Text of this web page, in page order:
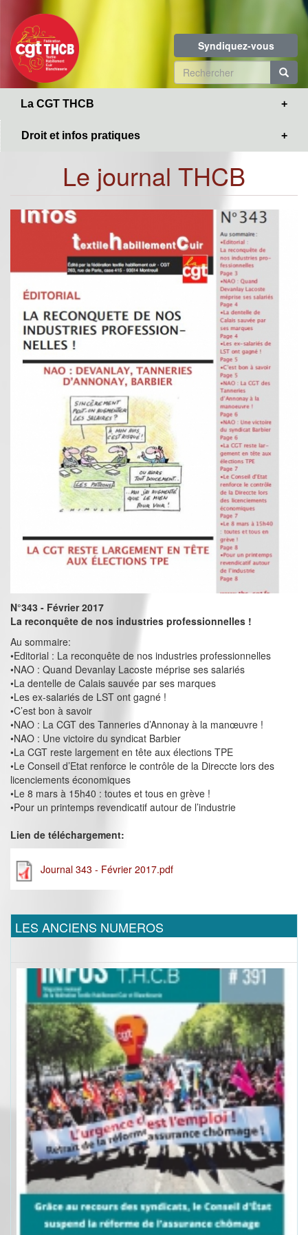
contenu
principal
Syndiquez-vous
Formulaire
de
La CGT THCB
Droit et infos pratiques
Le journal THCB
N°343 - Février 2017
La reconquête de nos industries professionnelles !
Au sommaire:
•Editorial : La reconquête de nos industries professionnelles
•NAO : Quand Devanlay Lacoste méprise ses salariés
•La dentelle de Calais sauvée par ses marques
•Les ex-salariés de LST ont gagné !
•C’est bon à savoir
•NAO : La CGT des Tanneries d’Annonay à la manœuvre !
•NAO : Une victoire du syndicat Barbier
•La CGT reste largement en tête aux élections TPE
•Le Conseil d’Etat renforce le contrôle de la Direccte lors des
licenciements économiques
•Le 8 mars à 15h40 : toutes et tous en grève !
•Pour un printemps revendicatif autour de l’industrie
Lien de téléchargement:
Journal 343 - Février 2017.pdf
LES ANCIENS NUMEROS